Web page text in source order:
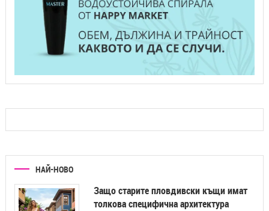
НАЙ-НОВО
Защо старите пловдивски къщи имат
толкова специфична архитектура